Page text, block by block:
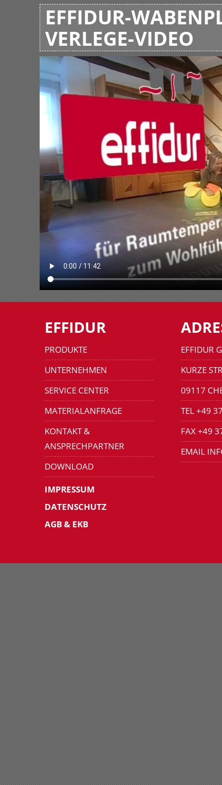
EFFIDUR-
VERLEGE-VIDEO
EFFIDUR
PRODUKTE
UNTERNEHMEN
SERVICE CENTER
MATERIALANFRAGE
KONTAKT &
ANSPRECHPARTNER
DOWNLOAD
IMPRESSUM
DATENSCHUTZ
AGB & EKB
EFFIDUR
KURZE
09117
TEL +49
FAX +49
EMAIL